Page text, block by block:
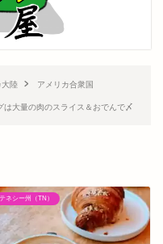
大陸
アメリカ合衆国
大量の肉のスライス＆おでんで〆
テネシー州（TN）